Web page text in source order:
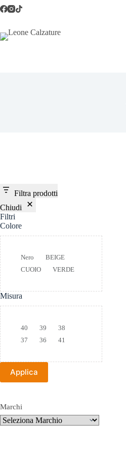
Salta
al
Filtra prodotti
Chiudi
Filtri
Colore
Colore
Nero
BEIGE
CUOIO
VERDE
Misura
Taglia
40 39
38
37
36 41
Applica
Marchi